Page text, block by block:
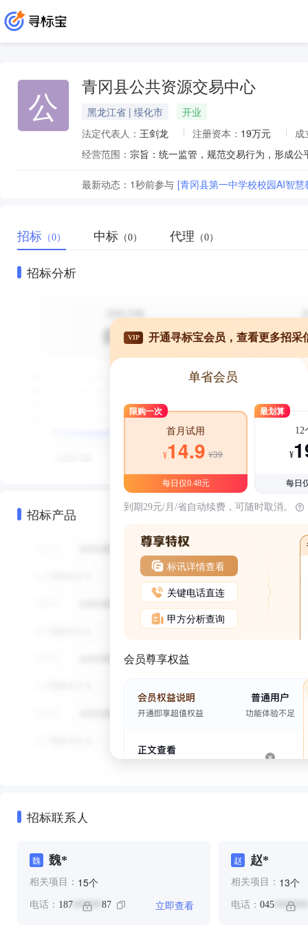
公 青冈县公共资源交易中心
黑龙江省 | 绥化市
开业
法定代表人： 王剑龙 注册资本： 19万元
成
经营范围：
最新动态： 1秒前参与 [青冈县第一中学校校园AI智
招标 （0） 中标 （0） 代理 （0）
招标分析
招标产品
VIP 开通寻标宝会员，查看更多招采
单省会员
限购一次
首月试用
¥14.9 ¥39
每日仅0.48元
最划算
12
¥
每日
到期29元/月/省自动续费，可随时取消。
标讯详情查看
关键电话直连
甲方分析查询
会员尊享权益
招标联系人
魏 魏*
相关项目： 15个
电话： 187 ****** 87 立即查看
赵 赵*
相关项目： 13个
电话： 045*******